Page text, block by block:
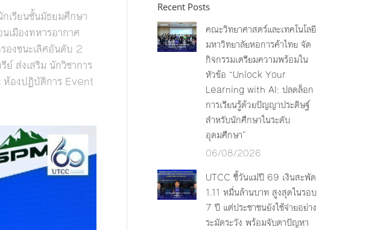
เรียนชั้นมัธยมศึกษา
นเมืองทหารอากาศ
องชนะเลิศอันดับ 2
ส่งเสริม นักวิชาการ
ห้องปฏิบัติการ Event
Recent Posts
คณะวิทยาศาสตร์และเทคโนโลยี
มหาวิทยาลัยหอการค้าไทย จัด
กิจกรรมเตรียมความพร้อมใน
หัวข้อ “Unlock Your
Learning with AI: ปลดล็อก
การเรียนรู้ด้วยปัญญาประดิษฐ์
สำหรับนักศึกษาในระดับ
อุดมศึกษา”
06/08/2026
UTCC ชี้วันแม่ปี 69 เงินสะพัด
1.11 หมื่นล้านบาท สูงสุดในรอบ
7 ปี แต่ประชาชนยังใช้จ่ายอย่าง
ระมัดระวัง พร้อมจับตาปัญหา